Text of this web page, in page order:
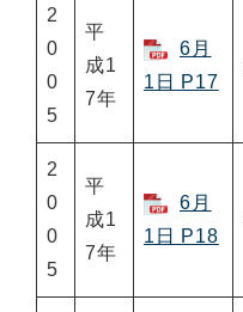
2
0
0
5
平
成1
7年
6月
1日 P17
2
0
0
5
平
成1
7年
6月
1日 P18